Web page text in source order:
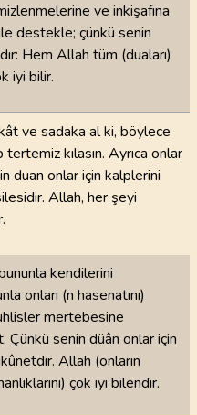
ve inkişafına
destekle; çünkü senin
Hem Allah tüm (duaları)
iyi bilir.
ve sadaka al ki, böylece
tertemiz kılasın. Ayrıca onlar
duan onlar için kalplerini
Allah, her şeyi
kendilerini
onları (n hasenatını)
mertebesine
Çünkü senin düân onlar için
Allah (onların
çok iyi bilendir.